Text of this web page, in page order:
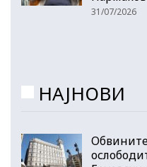
31/07/2026
НАЈНОВИ